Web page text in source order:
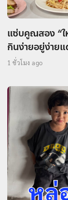
แซ่บคูณสอง “ใ
กินง่ายอยู่ง่าย
1 ชั่วโมง ago